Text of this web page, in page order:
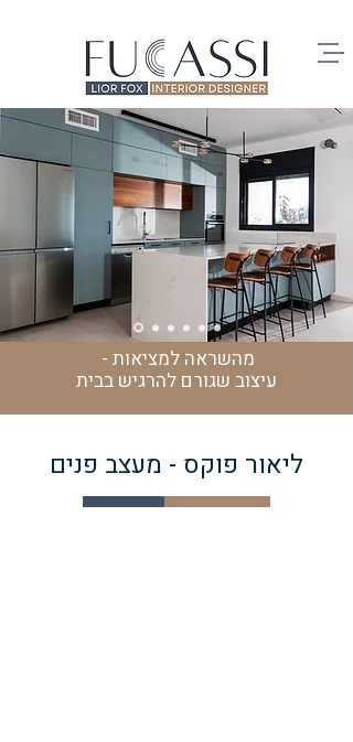
מהשראה למציאות -
עיצוב שגורם להרגיש בבית
ליאור פוקס - מעצב פנים